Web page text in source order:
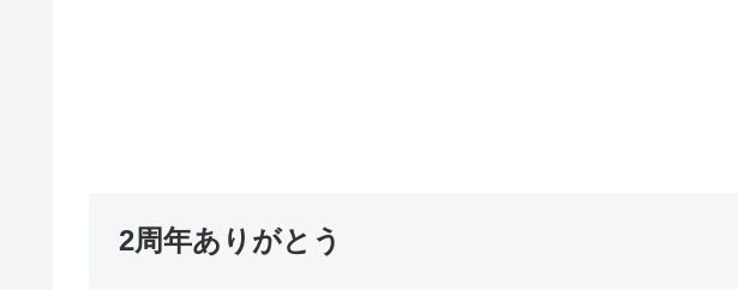
2周年ありがとう